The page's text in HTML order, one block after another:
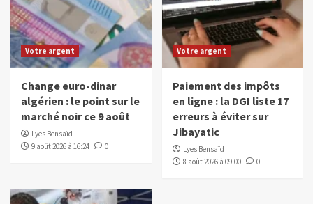
Votre argent
Change euro-dinar
algérien : le point sur le
marché noir ce 9 août
Lyes Bensaïd
9 août 2026 à 16:24
0
Votre argent
Paiement des impôts
en ligne : la DGI liste 17
erreurs à éviter sur
Jibayatic
Lyes Bensaïd
8 août 2026 à 09:00
0